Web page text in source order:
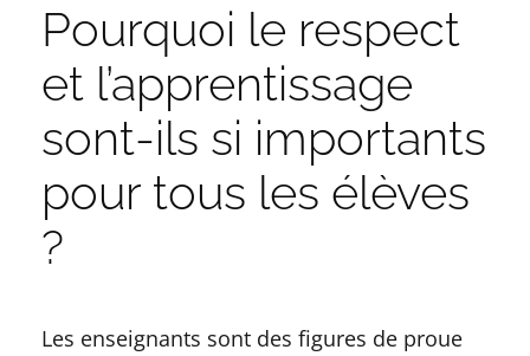
Pourquoi le respect
et l’apprentissage
sont-ils si importants
pour tous les élèves
?
Les enseignants sont des figures de proue